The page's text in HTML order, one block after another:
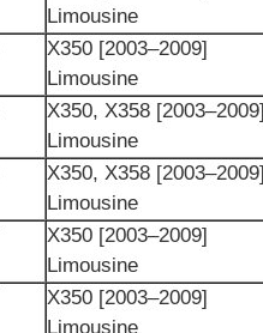
Limousine
X350 [2003–2009]
Limousine
X350, X358 [2003–2009]
Limousine
X350, X358 [2003–2009]
Limousine
X350 [2003–2009]
Limousine
X350 [2003–2009]
Limousine